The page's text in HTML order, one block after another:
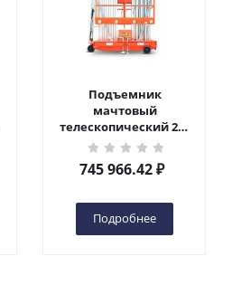
Подъемник
мачтовый
телескопический 200
кг 10 м TOR GTWY10-
200S DC 2-мачтовый
(автономный) (N) в
745 966.42₽
Подробнее